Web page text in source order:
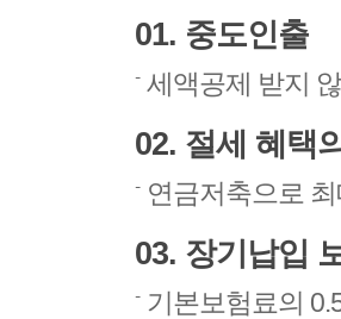
01. 중도인출
세액공제 받지
02. 절세 혜택
연금저축으로
03. 장기납입
기본보험료의